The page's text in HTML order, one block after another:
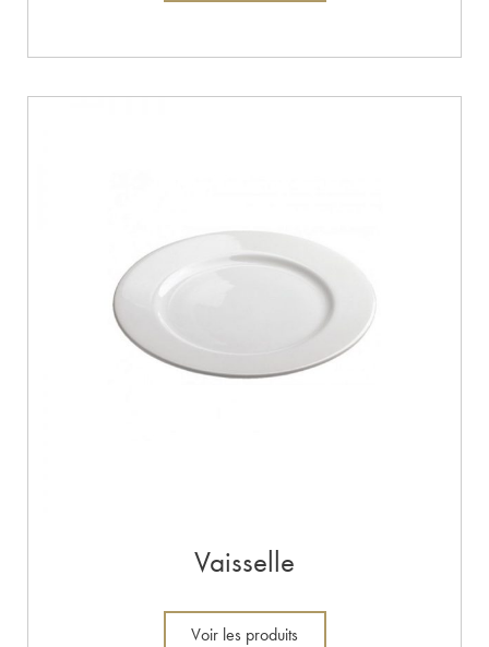
Vaisselle
Voir les produits